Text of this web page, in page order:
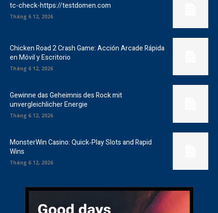
tc-check-https://testdomen.com
Tháng 6 12, 2026
Chicken Road 2 Crash Game: Acción Arcade Rápida
en Móvil y Escritorio
Tháng 6 12, 2026
Gewinne das Geheimnis des Rock mit
unvergleichlicher Energie
Tháng 6 12, 2026
MonsterWin Casino: Quick‑Play Slots and Rapid
Wins
Tháng 6 12, 2026